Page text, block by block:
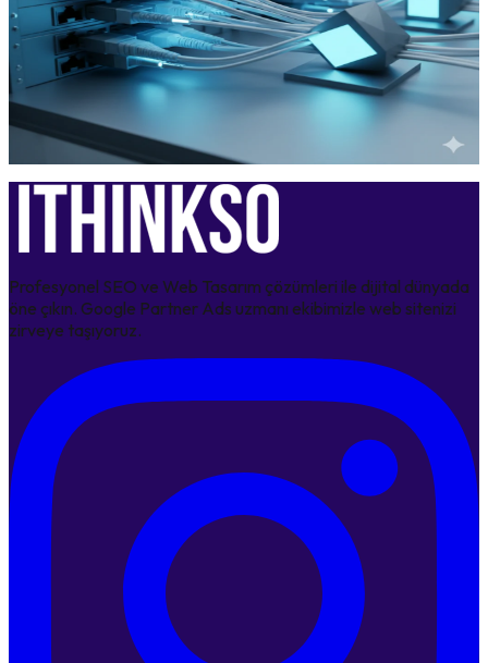
15 Haziran 2026
SEO Hosting ile Dijital Ayak İzinizi Silin: Google
Sıralamalarında Görünmezlik Kalkanı
8 Şubat 2026
Profesyonel SEO ve Web Tasarım çözümleri ile dijital dünyada
öne çıkın. Google Partner Ads uzmanı ekibimizle web sitenizi
zirveye taşıyoruz.